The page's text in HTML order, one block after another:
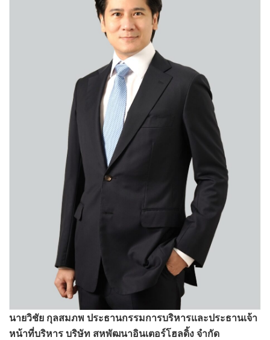
นายวิชัย กุลสมภพ ประธานกรรมการบริหารและประธานเจ้า
หน้าที่บริหาร บริษัท สหพัฒนาอินเตอร์โฮลดิ้ง จำกัด